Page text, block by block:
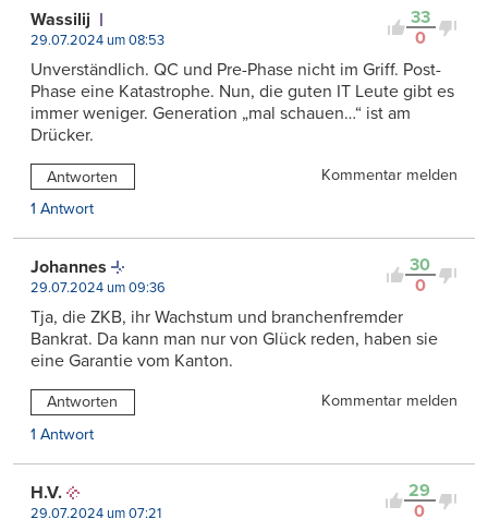
33
0
Wassilij
29.07.2024 um 08:53
Unverständlich. QC und Pre-Phase nicht im Griff. Post-
Phase eine Katastrophe. Nun, die guten IT Leute gibt es
immer weniger. Generation „mal schauen…“ ist am
Drücker.
Antworten
Kommentar melden
1 Antwort
30
0
Johannes
29.07.2024 um 09:36
Tja, die ZKB, ihr Wachstum und branchenfremder
Bankrat. Da kann man nur von Glück reden, haben sie
eine Garantie vom Kanton.
Antworten
Kommentar melden
1 Antwort
29
0
H.V.
29.07.2024 um 07:21